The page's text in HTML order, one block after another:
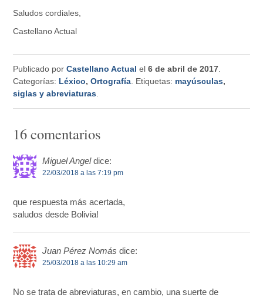
Saludos cordiales,
Castellano Actual
Publicado porCastellano Actual el6 de abril de 2017
Categorías: Léxico,Ortografía . Etiquetas: mayúsculas,
siglas y abreviaturas
16 comentarios
Miguel Angel dice:
22/03/2018 a las 7:19 pm
que respuesta más acertada,
saludos desde Bolivia!
Juan Pérez Nomás dice:
25/03/2018 a las 10:29 am
No se trata de abreviaturas, en cambio, una suerte de